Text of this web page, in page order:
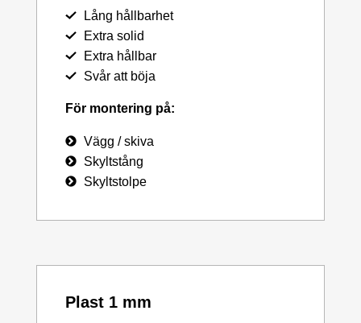
Lång hållbarhet
Extra solid
Extra hållbar
Svår att böja
För montering på:
Vägg / skiva
Skyltstång
Skyltstolpe
Plast 1 mm